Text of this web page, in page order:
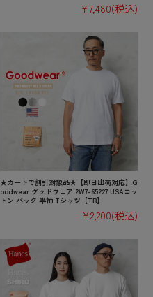
¥7,480(税込)
★カートで割引対象品★【即日出荷対応】G
oodwear グッドウェア 2W7-65227 USAコッ
トン パック 半袖 Tシャツ【TB】
¥2,200(税込)